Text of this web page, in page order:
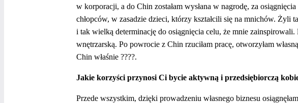
w korporacji, a do Chin zostałam wysłana w nagrodę, za
chłopców, w zasadzie dzieci, którzy kształcili się na mnichów.
i tak wielką determinację do osiągnięcia celu, że mnie zainspirowali.
wnętrzarską. Po powrocie z Chin rzuciłam pracę, otworzyłam
Chin właśnie ????.
Jakie korzyści przynosi Ci bycie aktywną i przedsiębiorczą
Przede wszystkim, dzięki prowadzeniu własnego biznesu